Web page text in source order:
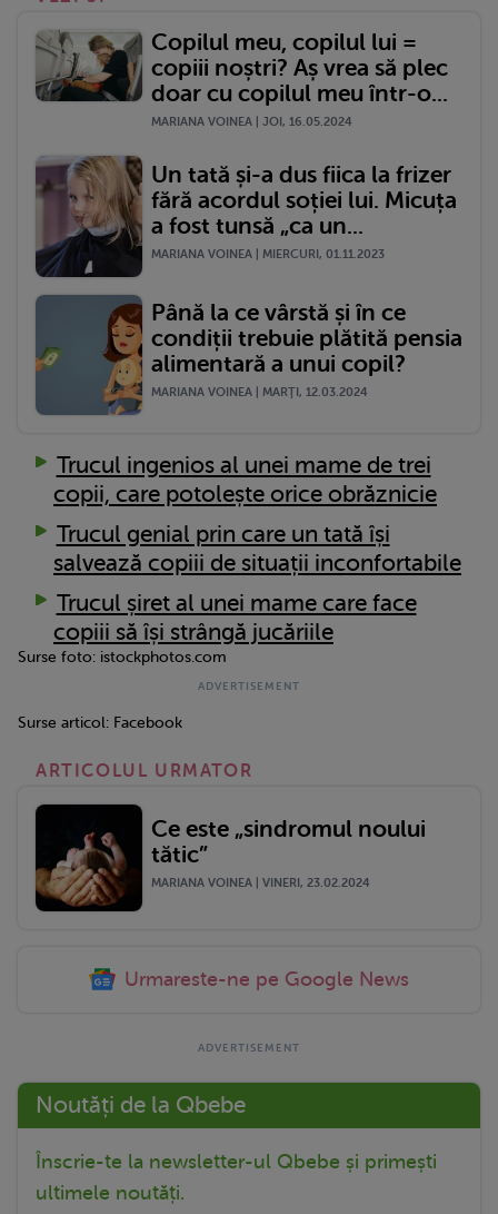
Copilul meu, copilul lui =
copiii noștri? Aș vrea să plec
doar cu copilul meu într-o...
MARIANA VOINEA | JOI, 16.05.2024
Un tată și-a dus fiica la frizer
fără acordul soției lui. Micuța
a fost tunsă „ca un...
MARIANA VOINEA | MIERCURI, 01.11.2023
Până la ce vârstă și în ce
condiții trebuie plătită pensia
alimentară a unui copil?
MARIANA VOINEA | MARŢI, 12.03.2024
Trucul ingenios al unei mame de trei
copii, care potolește orice obrăznicie
Trucul genial prin care un tată își
salvează copiii de situații inconfortabile
Trucul șiret al unei mame care face
copiii să își strângă jucăriile
Surse foto: istockphotos.com
Surse articol: Facebook
ARTICOLUL URMATOR
Ce este „sindromul noului
tătic”
MARIANA VOINEA | VINERI, 23.02.2024
Urmareste-ne pe Google News
Noutăți de la Qbebe
Înscrie-te la newsletter-ul Qbebe și primești
ultimele noutăți.